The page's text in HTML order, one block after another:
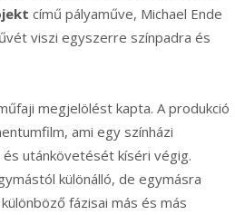
című pályaműve, Michael Ende
viszi egyszerre színpadra és
megjelölést kapta. A produkció
ami egy színházi
utánkövetését kíséri végig.
különálló, de egymásra
fázisai más és más